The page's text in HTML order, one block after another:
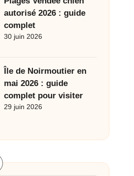
autorisé 2026 : guide
complet
30 juin 2026
Île de Noirmoutier en
mai 2026 : guide
complet pour visiter
29 juin 2026